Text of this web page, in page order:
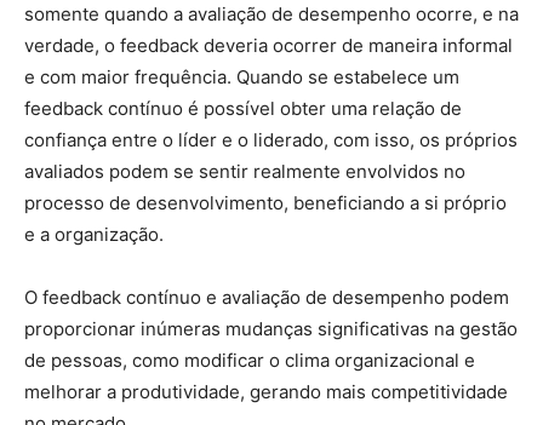
somente quando a avaliação de desempenho ocorre, e na
verdade, o feedback deveria ocorrer de maneira informal
e com maior frequência. Quando se estabelece um
feedback contínuo é possível obter uma relação de
confiança entre o líder e o liderado, com isso, os próprios
avaliados podem se sentir realmente envolvidos no
processo de desenvolvimento, beneficiando a si próprio
e a organização.
O feedback contínuo e avaliação de desempenho podem
proporcionar inúmeras mudanças significativas na gestão
de pessoas, como modificar o clima organizacional e
melhorar a produtividade, gerando mais competitividade